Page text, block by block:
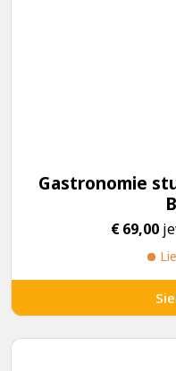
Gastronomie
€69,00